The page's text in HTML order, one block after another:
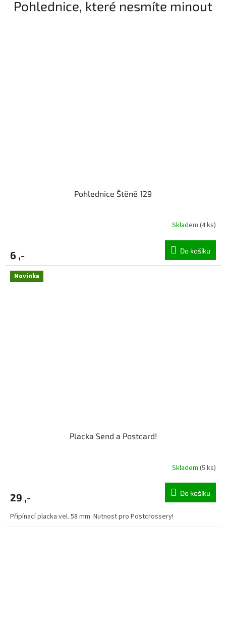
Pohlednice, které nesmíte minout
Pohlednice Štěně 129
Skladem (4 ks)
6 ,- Do košíku
Novinka
Placka Send a Postcard!
Skladem (5 ks)
29 ,- Do košíku
Připínací placka vel. 58 mm. Nutnost pro Postcrossery!